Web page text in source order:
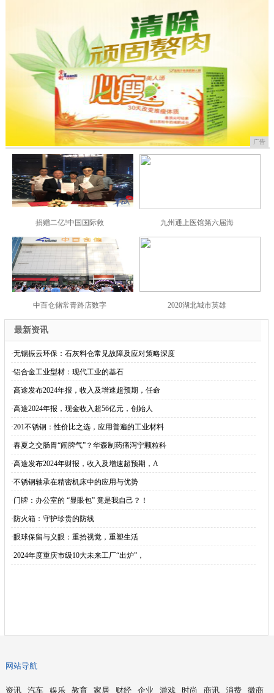
广告
捐赠二亿!中国国际救 九州通上医馆第六届海
中百仓储常青路店数字 2020湖北城市英雄
最新资讯
·无锡振云环保：石灰料仓常见故障及应对策略深度
·铝合金工业型材：现代工业的基石
·高途发布2024年报，收入及增速超预期，任命
·高途2024年报，现金收入超56亿元，创始人
·201不锈钢：性价比之选，应用普遍的工业材料
·春夏之交肠胃“闹脾气”？华森制药痛泻宁颗粒科
·高途发布2024年财报，收入及增速超预期，A
·不锈钢轴承在精密机床中的应用与优势
·门牌：办公室的 “显眼包” 竟是我自己？！​
·防火箱：守护珍贵的防线
·眼球保留与义眼：重拾视觉，重塑生活
·2024年度重庆市级10大未来工厂“出炉”，
网站导航
资讯 汽车 娱乐 教育 家居 财经 企业 游戏 时尚 商讯 消费 微商